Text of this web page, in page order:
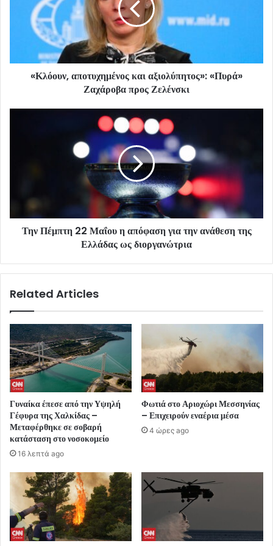
«Κλόουν, αποτυχημένος και αξιολύπητος»: «Πυρά»
Ζαχάροβα προς Ζελένσκι
Την Πέμπτη 22 Μαΐου η απόφαση για την ανάθεση της
Ελλάδας ως διοργανώτρια
Related Articles
Γυναίκα έπεσε από την Υψηλή
Γέφυρα της Χαλκίδας –
Μεταφέρθηκε σε σοβαρή
κατάσταση στο νοσοκομείο
16 λεπτά ago
Φωτιά στο Αριοχώρι Μεσσηνίας
– Επιχειρούν εναέρια μέσα
4 ώρες ago